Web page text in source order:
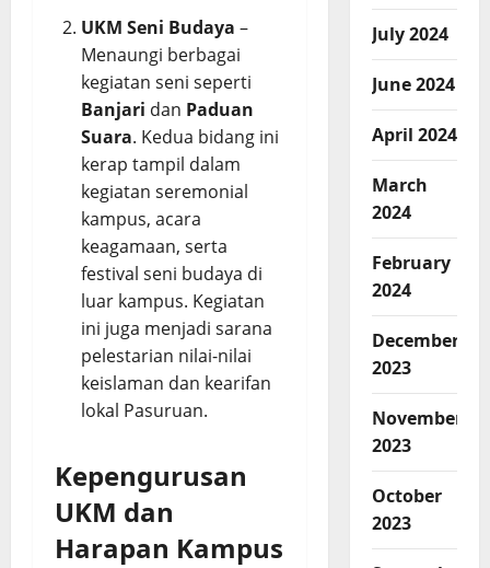
UKM Seni Budaya –
Menaungi berbagai
kegiatan seni seperti
Banjari dan Paduan
Suara. Kedua bidang ini
kerap tampil dalam
kegiatan seremonial
kampus, acara
keagamaan, serta
festival seni budaya di
luar kampus. Kegiatan
ini juga menjadi sarana
pelestarian nilai-nilai
keislaman dan kearifan
lokal Pasuruan.
Kepengurusan
UKM dan
Harapan Kampus
July 2024
June 2024
April 2024
March
2024
February
2024
December
2023
November
2023
October
2023